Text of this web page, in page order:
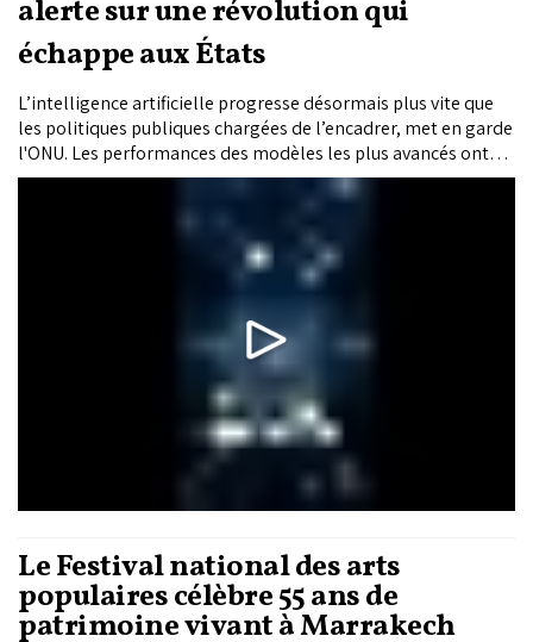
alerte sur une révolution qui
échappe aux États
L’intelligence artificielle progresse désormais plus vite que
les politiques publiques chargées de l’encadrer, met en garde
l'ONU. Les performances des modèles les plus avancés ont
bondi de 8% à 45% en seulement 16 mois sur Humanity's Last
Le Festival national des arts
populaires célèbre 55 ans de
patrimoine vivant à Marrakech